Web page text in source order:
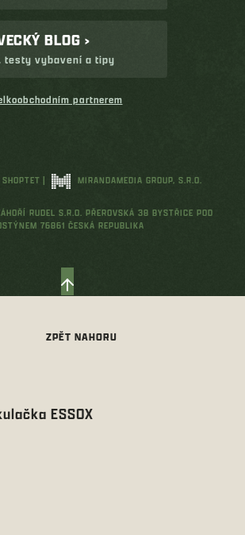
BLOG ›
testy vybavení a tipy
partnerem
| MIRANDAMEDIA GROUP, S.R.O.
RUDEL S.R.O. PŘEROVSKÁ 38 BYSTŘICE POD
76861 ČESKÁ REPUBLIKA
ESSOX